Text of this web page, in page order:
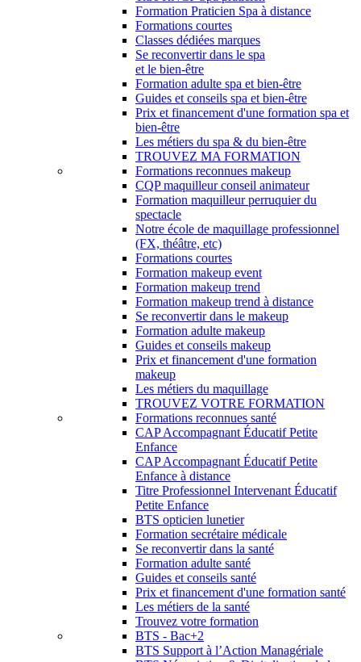
Formation Praticien Spa à distance
Formations courtes
Classes dédiées marques
Se reconvertir dans le spa
et le bien-être
Formation adulte spa et bien-être
Guides et conseils spa et bien-être
Prix et financement d'une formation spa et
bien-être
Les métiers du spa & du bien-être
TROUVEZ MA FORMATION
Formations reconnues makeup
CQP maquilleur conseil animateur
Formation maquilleur perruquier du
spectacle
Notre école de maquillage professionnel
(FX, théâtre, etc)
Formations courtes
Formation makeup event
Formation makeup trend
Formation makeup trend à distance
Se reconvertir dans le makeup
Formation adulte makeup
Guides et conseils makeup
Prix et financement d'une formation
makeup
Les métiers du maquillage
TROUVEZ VOTRE FORMATION
Formations reconnues santé
CAP Accompagnant Éducatif Petite
Enfance
CAP Accompagnant Éducatif Petite
Enfance à distance
Titre Professionnel Intervenant Éducatif
Petite Enfance
BTS opticien lunetier
Formation secrétaire médicale
Se reconvertir dans la santé
Formation adulte santé
Guides et conseils santé
Prix et financement d'une formation santé
Les métiers de la santé
Trouvez votre formation
BTS - Bac+2
BTS Support à l’Action Managériale